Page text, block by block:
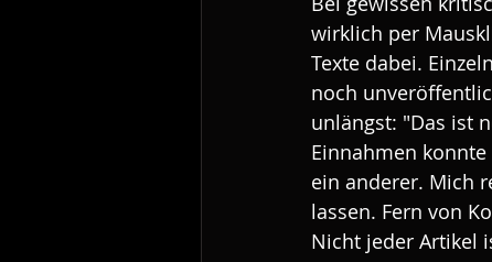
wirklich per
Texte dabei.
noch
unlängst: "Das ist
Einnahmen
ein anderer. Mich
lassen. Fern von
Nicht jeder Artikel